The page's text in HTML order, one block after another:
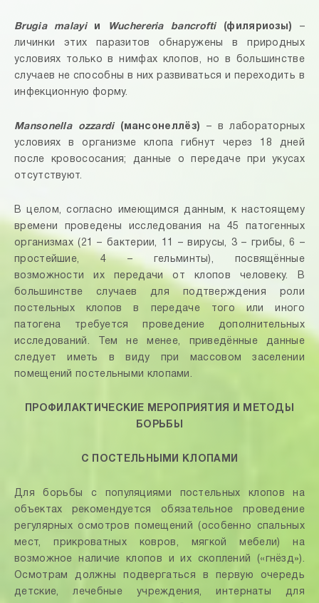
Brugia malayiи Wuchereria bancrofti(филяриозы)
–
личинки этих паразитов обнаружены в природных
условиях только в нимфах клопов, но в большинстве
случаев не способны в них развиваться и переходить в
инфекционную форму.
Mansonella ozzardi(мансонеллёз) – в лабораторных
условиях в организме клопа гибнут через 18 дней
после кровососания; данные о передаче при укусах
отсутствуют.
В целом, согласно имеющимся данным, к настоящему
времени проведены исследования на 45 патогенных
организмах (21 – бактерии, 11 – вирусы, 3 – грибы, 6 –
простейшие, 4 – гельминты), посвящённые
возможности их передачи от клопов человеку. В
большинстве случаев для подтверждения роли
постельных клопов в передаче того или иного
патогена требуется проведение дополнительных
исследований. Тем не менее, приведённые данные
следует иметь в виду при массовом заселении
помещений постельными клопами.
ПРОФИЛАКТИЧЕСКИЕ МЕРОПРИЯТИЯ И МЕТОДЫ
БОРЬБЫ
С ПОСТЕЛЬНЫМИ КЛОПАМИ
Для борьбы с популяциями постельных клопов на
объектах рекомендуется обязательное проведение
регулярных осмотров помещений (особенно спальных
мест, прикроватных ковров, мягкой мебели) на
возможное наличие клопов и их скоплений («гнёзд»).
Осмотрам должны подвергаться в первую очередь
детские, лечебные учреждения, интернаты для